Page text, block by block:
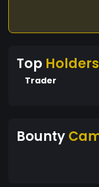
Top Holders
Trader
Bounty